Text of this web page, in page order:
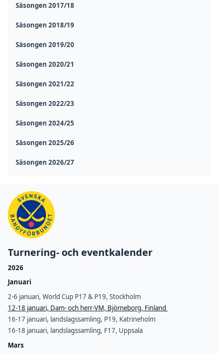
Säsongen 2017/18
Säsongen 2018/19
Säsongen 2019/20
Säsongen 2020/21
Säsongen 2021/22
Säsongen 2022/23
Säsongen 2024/25
Säsongen 2025/26
Säsongen 2026/27
Turnering- och eventkalender
2026
Januari
2-6 januari, World Cup P17 & P19, Stockholm
12-18 januari, Dam- och herr-VM, Björneborg, Finland
16-17 januari, landslagssamling, P19, Katrineholm
16-18 januari, landslagssamling, F17, Uppsala
Mars